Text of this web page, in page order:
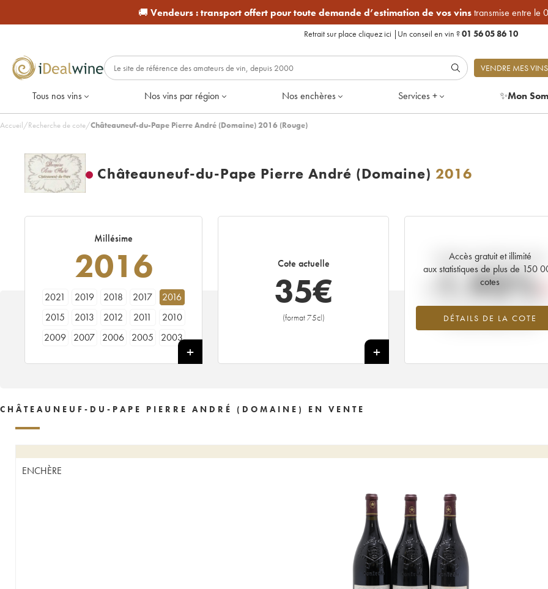
🚚 Vendeurs :transport offert pour toute demande d’estimation de vos vinstransmise entre le
Retrait sur place cliquez ici | Un conseil en vin ?01 56 05 86 10
VENDRE MES VINS
Tous nos vins Nos vins par région Nos enchères Services + ✨Mon
Accueil/Recherche de cote/Châteauneuf-du-Pape Pierre André (Domaine) 2016 (Rouge)
Châteauneuf-du-Pape Pierre André (Domaine) 2016
Millésime
2016
2021 2019 2018 2017
2016
2015
2013 2012 2011
2010
2009
2007 2006 2005
2003
Cote actuelle
35€
(format 75cl)
+
Accès gratuit et illimité
aux statistiques de plus de 150
cotes
DÉTAILS DE LA COTE
Tendance actuelle de la cote
-1.93%
Tendance à la baisse du millésime
en 2026 par rapport à 2025
CHÂTEAUNEUF-DU-PAPE PIERRE ANDRÉ (DOMAINE) EN VENTE
ENCHÈRE